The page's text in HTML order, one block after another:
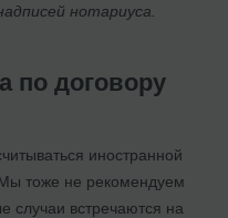
нотариуса.
по договору
иностранной
тоже не рекомендуем
случаи встречаются на